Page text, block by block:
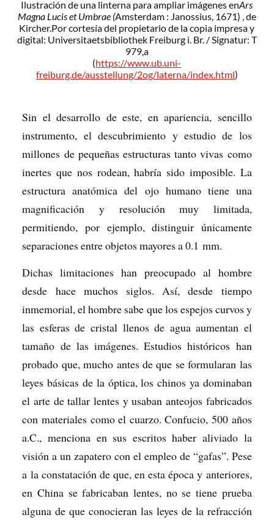
Ilustración de una linterna para ampliar imágenes enArs
Magna Lucis et Umbrae (Amsterdam : Janossius, 1671) , de
Kircher.Por cortesía del propietario de la copia impresa y
digital: Universitaetsbibliothek Freiburg i. Br. / Signatur: T
979,a
(https://www.ub.uni-
freiburg.de/ausstellung/2og/laterna/index.html)
Sin el desarrollo de este, en apariencia, sencillo
instrumento, el descubrimiento y estudio de los
millones de pequeñas estructuras tanto vivas como
inertes que nos rodean, habría sido imposible. La
estructura anatómica del ojo humano tiene una
magnificación y resolución muy limitada,
permitiendo, por ejemplo, distinguir únicamente
separaciones entre objetos mayores a 0.1 mm.
Dichas limitaciones han preocupado al hombre
desde hace muchos siglos. Así, desde tiempo
inmemorial, el hombre sabe que los espejos curvos y
las esferas de cristal llenos de agua aumentan el
tamaño de las imágenes. Estudios históricos han
probado que, mucho antes de que se formularan las
leyes básicas de la óptica, los chinos ya dominaban
el arte de tallar lentes y usaban anteojos fabricados
con materiales como el cuarzo. Confucio, 500 años
a.C., menciona en sus escritos haber aliviado la
visión a un zapatero con el empleo de “gafas”. Pese
a la constatación de que, en esta época y anteriores,
en China se fabricaban lentes, no se tiene prueba
alguna de que conocieran las leyes de la refracción